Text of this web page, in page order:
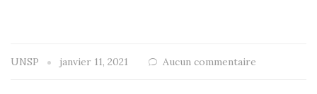
UNSP janvier 11, 2021 Aucun commentaire